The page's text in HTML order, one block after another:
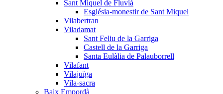
Sant Miquel de Fluvià
Església-monestir de Sant Miquel
Vilabertran
Viladamat
Sant Feliu de la Garriga
Castell de la Garriga
Santa Eulàlia de Palauborrell
Vilafant
Vilajuïga
Vila-sacra
Baix Empordà